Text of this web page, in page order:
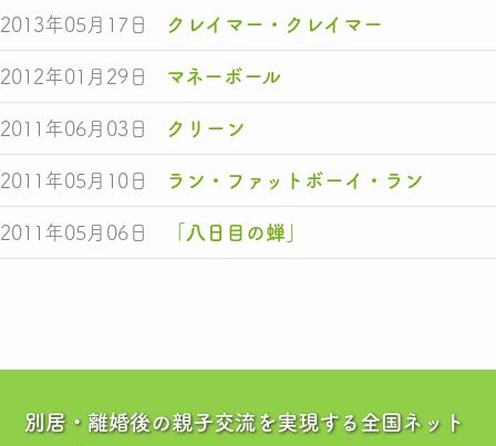
クレイマー・クレイマー
2013年05月17日
マネーボール
2012年01月29日
クリーン
2011年06月03日
ラン・ファットボーイ・ラン
2011年05月10日
「八日目の蝉」
2011年05月06日
別居・離婚後の親子交流を実現する全国ネット